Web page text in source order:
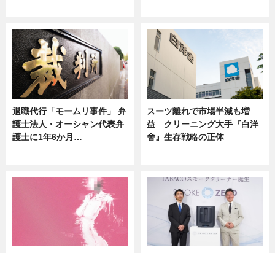
退職代行「モームリ事件」 弁
護士法人・オーシャン代表弁
護士に1年6か月…
スーツ離れで市場半減も増
益 クリーニング大手『白洋
舍』生存戦略の正体